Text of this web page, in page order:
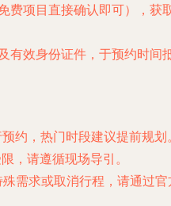
费项目直接确认即可），获
有效身份证件，于预约时间
约，热门时段建议提前规划
，请遵循现场导引。
需求或取消行程，请通过官